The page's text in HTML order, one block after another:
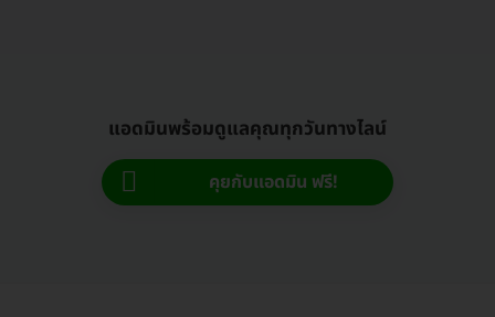
แอดมินพร้อมดูแลคุณทุกวันทางไลน์
คุยกับแอดมิน ฟรี!